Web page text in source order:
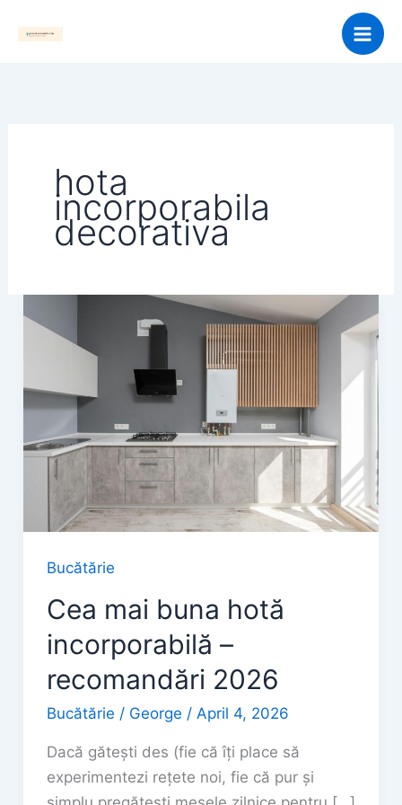
hota
incorporabila
decorativa
Bucătărie
Cea mai buna hotă
incorporabilă –
recomandări 2026
Bucătărie / George / April 4, 2026
Dacă gătești des (fie că îți place să
experimentezi rețete noi, fie că pur și